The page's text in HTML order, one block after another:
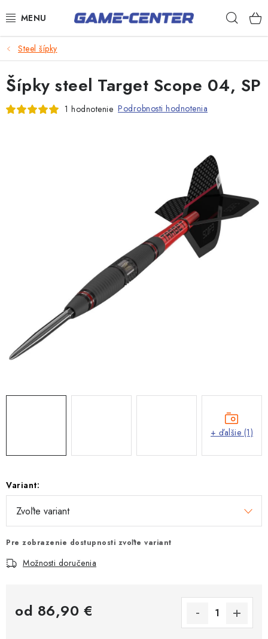
na
Šípky
Biliard
Poker
Steel šípky
Variant:
Pre zobrazenie dostupnosti zvoľte variant
Možnosti doručenia
od 86,90 €
Šípky steel Target Scope 04, SP
1 hodnotenie Podrobnosti hodnotenia
+ ďalšie (1)